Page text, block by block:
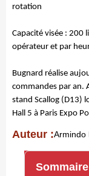
rotation
Capacité visée : 200
opérateur et par
Bugnard réalise
commandes par an.
stand Scallog (D13)
Hall 5 à Paris Expo
Auteur :Armindo